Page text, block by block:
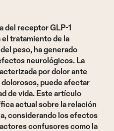
del receptor GLP-1
tratamiento de la
peso, ha generado
neurológicos. La
por dolor ante
puede afectar
de vida. Este artículo
actual sobre la relación
considerando los efectos
confusores como la